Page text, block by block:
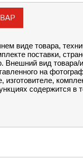
виде товара,
поставки,
Внешний вид товара/
на
изготовителе,
содержится в